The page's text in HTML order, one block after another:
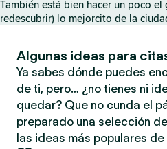
También está bien hacer un poco
redescubrir) lo mejorcito de la
Algunas ideas para
Ya sabes dónde puedes
de ti, pero… ¿no tienes ni
quedar? Que no cunda el
preparado una selección
las ideas más populares